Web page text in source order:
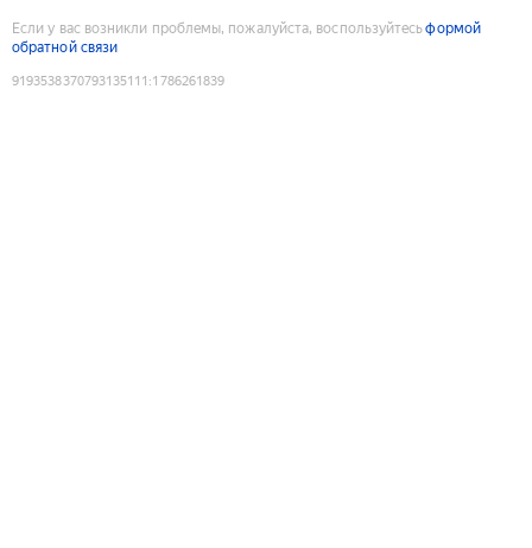
Если у вас возникли проблемы, пожалуйста, воспользуйтесьформой
обратной связи
9193538370793135111 :1786261839